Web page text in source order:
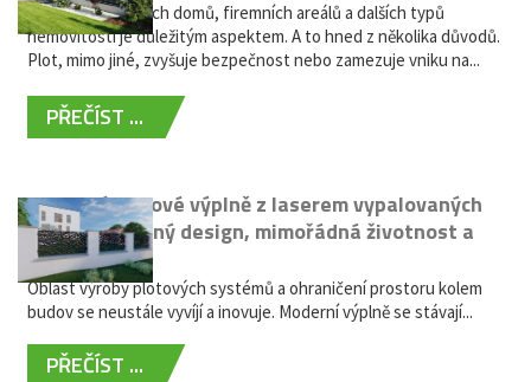
Oplocení rodinných domů, firemních areálů a dalších typů
nemovitostí je důležitým aspektem. A to hned z několika důvodů.
Plot, mimo jiné, zvyšuje bezpečnost nebo zamezuje vniku na...
PŘEČÍST ...
Moderní plotové výplně z laserem vypalovaných
kovů: výjimečný design, mimořádná životnost a
žádná údržba
Oblast výroby plotových systémů a ohraničení prostoru kolem
budov se neustále vyvíjí a inovuje. Moderní výplně se stávají...
PŘEČÍST ...